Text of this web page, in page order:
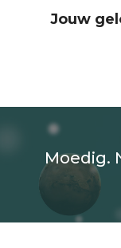
Jouw
Moedig.